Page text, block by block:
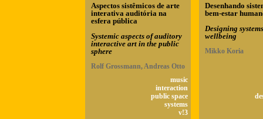
Aspectos sistêmicos de arte
interativa auditória na
esfera pública
Systemic aspects of auditory
interactive art in the public
sphere
Rolf Grossmann, Andreas Otto
music
interaction
public space
systems
v!3
Desenhando
bem-estar
Designing
wellbeing
Mikko Koria